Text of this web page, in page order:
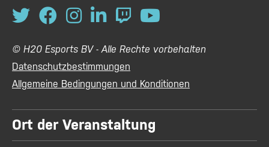
© H20 Esports BV - Alle Rechte vorbehalten
Datenschutzbestimmungen
Allgemeine Bedingungen und Konditionen
Ort der Veranstaltung